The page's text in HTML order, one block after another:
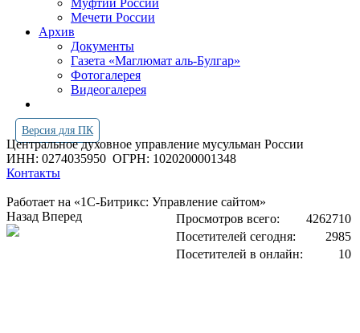
Муфтии России
Мечети России
Архив
Документы
Газета «Маглюмат аль-Булгар»
Фотогалерея
Видеогалерея
Версия для ПК
Центральное духовное управление мусульман России
ИНН: 0274035950 ОГРН: 1020200001348
Контакты
Работает на «1С-Битрикс: Управление сайтом»
Просмотров всего:
4262710
Посетителей сегодня:
2985
Посетителей в онлайн:
10
Назад Вперед